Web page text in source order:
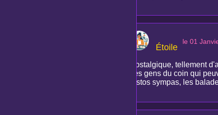
Étoile
le 01
Nostalgique, tellement
des gens du coin qui
restos sympas, les